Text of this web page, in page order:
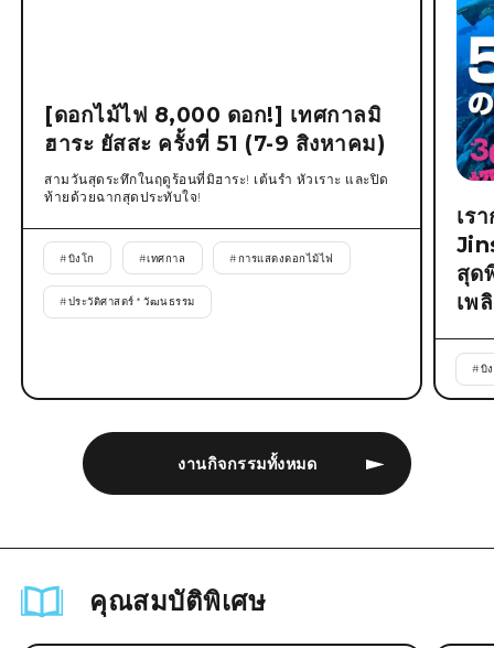
งานกิจกรรมทั้งหมด
[ดอกไม้ไฟ 8,000 ดอก!] เทศกาลมิ
ฮาระ ยัสสะ ครั้งที่ 51 (7-9 สิงหาคม)
สามวันสุดระทึกในฤดูร้อนที่มิฮาระ! เต้นรำ หัวเราะ และปิด
ท้ายด้วยฉากสุดประทับใจ!
#บิงโก #เทศกาล #การแสดงดอกไม้ไฟ
#ประวัติศาสตร์ * วัฒนธรรม
เร
สุด
เพ
#บิ
คุณสมบัติพิเศษ